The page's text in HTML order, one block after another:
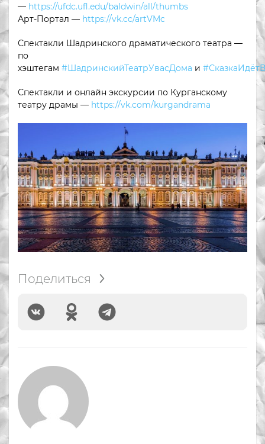
— https://ufdc.ufl.edu/baldwin/all/thumbs
Арт-Портал — https://vk.cc/artVMc
Спектакли Шадринского драматического театра —
по
хэштегам #ШадринскийТеатрУвасДома и
Спектакли и онлайн экскурсии по Курганскому
театру драмы — https://vk.com/kurgandrama
Поделиться